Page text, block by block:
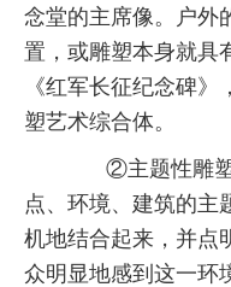
念堂的主席像。户外
置，或雕塑本身就具
《红军长征纪念碑
塑艺术综合体。
②主题性雕塑
点、环境、建筑的主
机地结合起来，并点
众明显地感到这一环